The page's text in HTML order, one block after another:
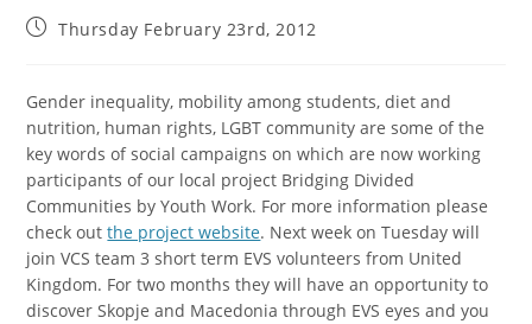
Thursday February 23rd, 2012
Gender inequality, mobility among students, diet and
nutrition, human rights, LGBT community are some of the
key words of social campaigns on which are now working
participants of our local project Bridging Divided
Communities by Youth Work. For more information please
check outthe project website. Next week on Tuesday will
join VCS team 3 short term EVS volunteers from United
Kingdom. For two months they will have an opportunity to
discover Skopje and Macedonia through EVS eyes and you